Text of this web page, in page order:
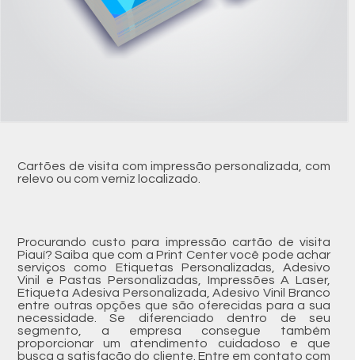
Cartões de visita com impressão personalizada, com
relevo ou com verniz localizado.
Procurando custo para impressão cartão de visita
Piauí? Saiba que com a Print Center você pode achar
serviços como Etiquetas Personalizadas, Adesivo
Vinil e Pastas Personalizadas, Impressões A Laser,
Etiqueta Adesiva Personalizada, Adesivo Vinil Branco
entre outras opções que são oferecidas para a sua
necessidade. Se diferenciado dentro de seu
segmento, a empresa consegue também
proporcionar um atendimento cuidadoso e que
busca a satisfação do cliente. Entre em contato com